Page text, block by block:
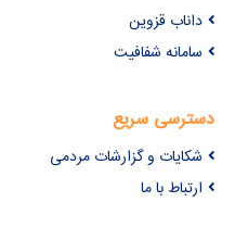
داناب قزوین
سامانه شفافیت
دسترسی سریع
شکایات و گزارشات مردمی
ارتباط با ما